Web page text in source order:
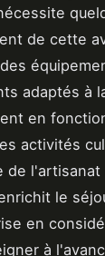
de cette
adaptés à
en
activités
de l'artisanat
le
en
à